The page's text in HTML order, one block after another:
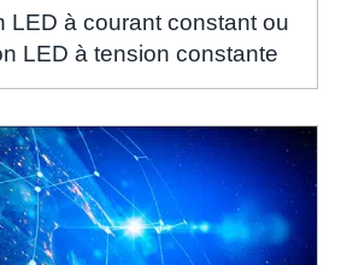
LED à courant constant ou
LED à tension constante